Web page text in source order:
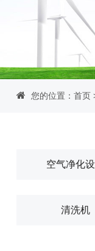
您的位置： 首页
空气净化
清洗机